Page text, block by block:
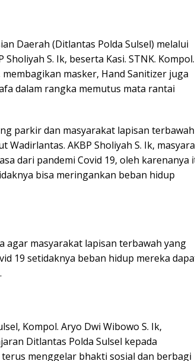
Daerah (Ditlantas Polda Sulsel) melalui
S. Ik, beserta Kasi. STNK. Kompol.
membagikan masker, Hand Sanitizer juga
dalam rangka memutus mata rantai
parkir dan masyarakat lapisan terbawah
AKBP Sholiyah S. Ik,
dari pandemi Covid 19, oleh karenanya
bisa meringankan beban hidup
agar masyarakat lapisan terbawah yang
19 setidaknya beban hidup mereka
Kompol. Aryo Dwi Wibowo S. Ik,
Ditlantas Polda Sulsel kepada
menggelar bhakti sosial dan berbagi